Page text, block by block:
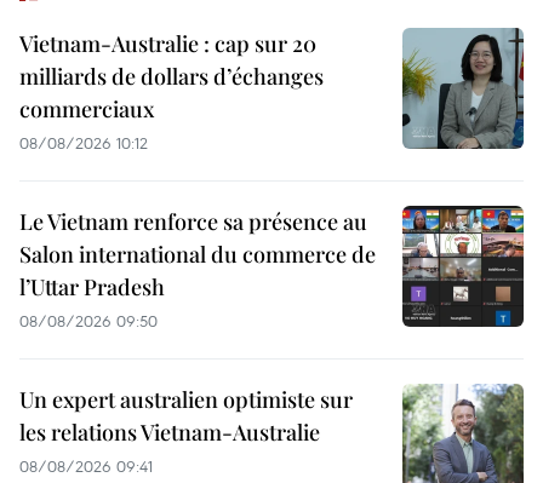
Vietnam-Australie : cap sur 20
milliards de dollars d’échanges
commerciaux
08/08/2026 10:12
Le Vietnam renforce sa présence au
Salon international du commerce de
l’Uttar Pradesh
08/08/2026 09:50
Un expert australien optimiste sur
les relations Vietnam-Australie
08/08/2026 09:41